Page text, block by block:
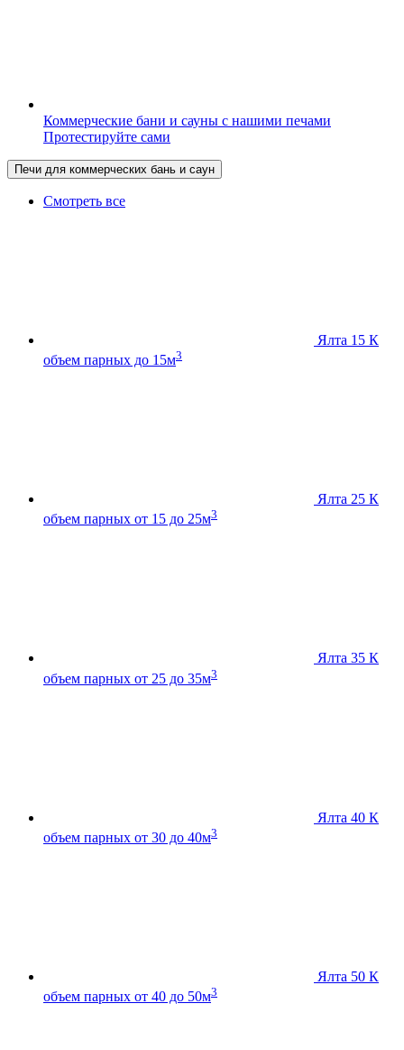
Коммерческие бани и сауны с нашими печами
Протестируйте сами
Печи для коммерческих бань и саун
Смотреть все
Ялта 15 К
объем парных до 15м3
Ялта 25 К
объем парных от 15 до 25м3
Ялта 35 К
объем парных от 25 до 35м3
Ялта 40 К
объем парных от 30 до 40м3
Ялта 50 К
объем парных от 40 до 50м3